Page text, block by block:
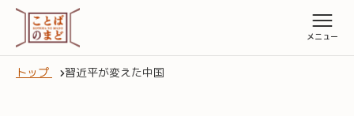
トップ 習近平が変えた中国